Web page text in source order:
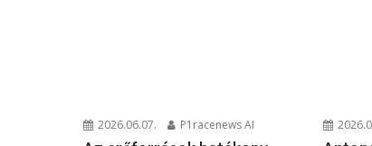
2026.06.07. P1racenews AI